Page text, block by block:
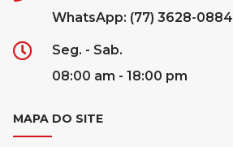
WhatsApp: (77) 3628-0884
Seg. - Sab.
08:00 am - 18:00 pm
MAPA DO SITE